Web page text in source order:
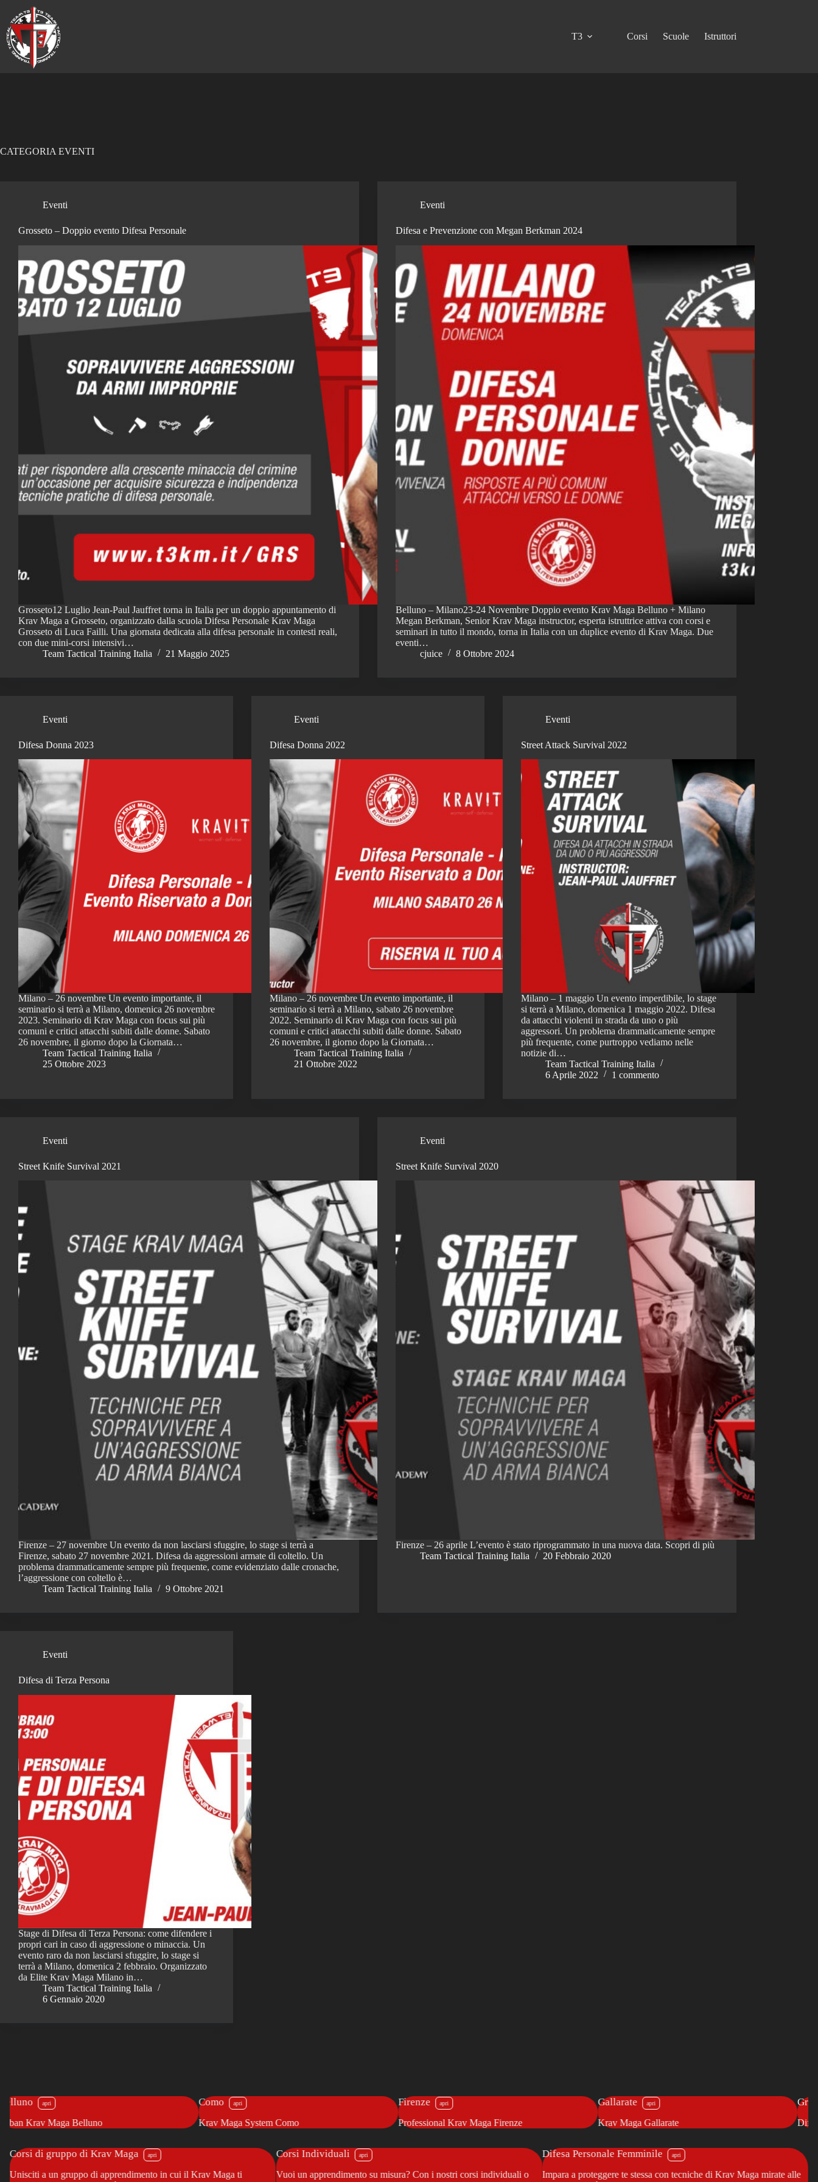
contenuto
T3
Corsi Scuole Istruttori
CATEGORIA EVENTI
Eventi
Grosseto – Doppio evento Difesa Personale
Grosseto12 Luglio Jean-Paul Jauffret torna in Italia per un doppio appuntamento di
Krav Maga a Grosseto, organizzato dalla scuola Difesa Personale Krav Maga
Grosseto di Luca Failli. Una giornata dedicata alla difesa personale in contesti reali,
con due mini-corsi intensivi…
Team Tactical Training Italia
21 Maggio 2025
Eventi
Difesa e Prevenzione con Megan Berkman 2024
Belluno – Milano23-24 Novembre Doppio evento Krav Maga Belluno + Milano
Megan Berkman, Senior Krav Maga instructor, esperta istruttrice attiva con corsi e
seminari in tutto il mondo, torna in Italia con un duplice evento di Krav Maga. Due
eventi…
cjuice
8 Ottobre 2024
Eventi
Difesa Donna 2023
Milano – 26 novembre Un evento importante, il
seminario si terrà a Milano, domenica 26 novembre
2023. Seminario di Krav Maga con focus sui più
comuni e critici attacchi subiti dalle donne. Sabato
26 novembre, il giorno dopo la Giornata…
Team Tactical Training Italia
25 Ottobre 2023
Eventi
Difesa Donna 2022
Milano – 26 novembre Un evento importante, il
seminario si terrà a Milano, sabato 26 novembre
2022. Seminario di Krav Maga con focus sui più
comuni e critici attacchi subiti dalle donne. Sabato
26 novembre, il giorno dopo la Giornata…
Team Tactical Training Italia
21 Ottobre 2022
Eventi
Street Attack Survival 2022
Milano – 1 maggio Un evento imperdibile, lo stage
si terrà a Milano, domenica 1 maggio 2022. Difesa
da attacchi violenti in strada da uno o più
aggressori. Un problema drammaticamente sempre
più frequente, come purtroppo vediamo nelle
notizie di…
Team Tactical Training Italia
6 Aprile 2022
1 commento
Eventi
Street Knife Survival 2021
Firenze – 27 novembre Un evento da non lasciarsi sfuggire, lo stage si terrà a
Firenze, sabato 27 novembre 2021. Difesa da aggressioni armate di coltello. Un
problema drammaticamente sempre più frequente, come evidenziato dalle cronache,
l’aggressione con coltello è…
Team Tactical Training Italia
9 Ottobre 2021
Eventi
Street Knife Survival 2020
Firenze – 26 aprile L’evento è stato riprogrammato in una nuova data. Scopri di più
Team Tactical Training Italia
20 Febbraio 2020
Eventi
Difesa di Terza Persona
Stage di Difesa di Terza Persona: come difendere i
propri cari in caso di aggressione o minaccia. Un
evento raro da non lasciarsi sfuggire, lo stage si
terrà a Milano, domenica 2 febbraio. Organizzato
da Elite Krav Maga Milano in…
Team Tactical Training Italia
6 Gennaio 2020
Como
Krav Maga System Como Professional Krav Maga Firenze Krav Maga Gallarate
Grosseto
Difesa Personale Krav Maga Grosseto
Corsi di gruppo di Krav Maga
Unisciti a un gruppo di apprendimento in cui il Krav Maga ti
Corsi Individuali
Vuoi un apprendimento su misura? Con i nostri corsi individuali o
Difesa Personale Femminile
Impara a proteggere te stessa con tecniche di Krav Maga mirate alle